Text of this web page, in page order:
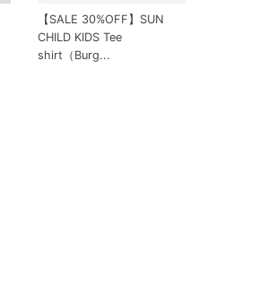
【SALE 30%OFF】SUN
CHILD KIDS Tee
shirt（Burg...